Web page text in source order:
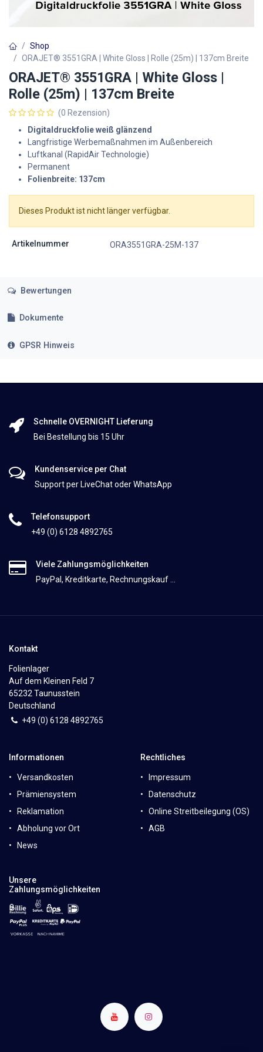
Shop
ORAJET® 3551GRA | White Gloss | Rolle (25m) | 137cm Breite
ORAJET® 3551GRA | White Gloss |
Rolle (25m) | 137cm Breite
(0 Rezension)
Digitaldruckfolie weiß glänzend
Langfristige Werbemaßnahmen im Außenbereich
Luftkanal (RapidAir Technologie)
Permanent
Folienbreite: 137cm
Dieses Produkt ist nicht länger verfügbar.
Artikelnummer ORA3551GRA-25M-137
Bewertungen
Dokumente
GPSR Hinweis
Schnelle OVERNIGHT Lieferung
Bei Bestellung bis 15 Uhr
Kundenservice per Chat
Support per LiveChat oder WhatsApp
Telefonsupport
+49 (0) 6128 4892765
Viele Zahlungsmöglichkeiten
PayPal, Kreditkarte, Rechnungskauf ...
Kontakt
Folienlager
Auf dem Kleinen Feld 7
65232 Taunusstein
Deutschland
+49 (0) 6128 4892765
Informationen
Versandkosten
Prämiensystem
Reklamation
Abholung vor Ort
News
Rechtliches
Impressum
Datenschutz
Online Streitbeilegung (OS)
AGB
Unsere
Zahlungsmöglichkeiten